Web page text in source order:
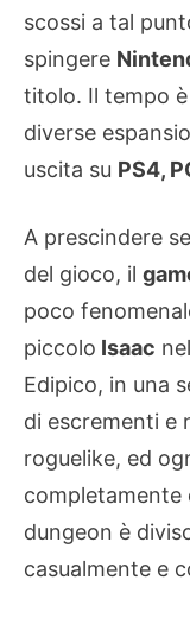
scossi a tal
spingere
titolo. Il tempo
diverse
uscita su PS4,
A prescindere
del gioco, il
poco
piccolo Isaac
Edipico, in una
di escrementi e
roguelike, ed
completamente
dungeon è
casualmente e